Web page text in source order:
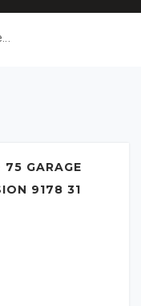
75 GARAGE
9178 31